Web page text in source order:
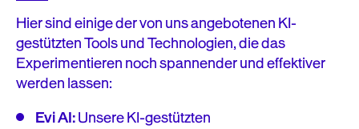
Hier sind einige der von uns angebotenen KI-
gestützten Tools und Technologien, die das
Experimentieren noch spannender und effektiver
werden lassen:
Evi AI:Unsere KI-gestützten